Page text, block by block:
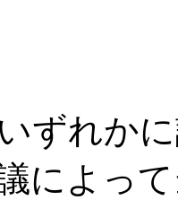
ずれか
によっ